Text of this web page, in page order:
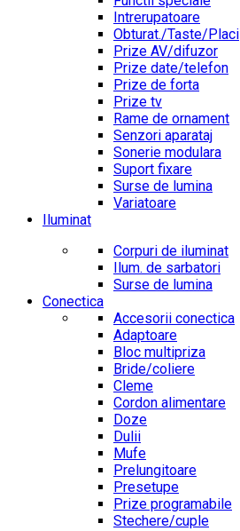
Intrerupatoare
Obturat./Taste/Placi
Prize AV/difuzor
Prize date/telefon
Prize de forta
Prize tv
Rame de ornament
Senzori aparataj
Sonerie modulara
Suport fixare
Surse de lumina
Variatoare
Iluminat
Corpuri de iluminat
Ilum. de sarbatori
Surse de lumina
Conectica
Accesorii conectica
Adaptoare
Bloc multipriza
Bride/coliere
Cleme
Cordon alimentare
Doze
Dulii
Mufe
Prelungitoare
Presetupe
Prize programabile
Stechere/cuple